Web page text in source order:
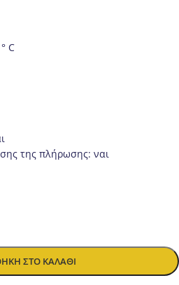
C
της πλήρωσης: ναι
ΣΤΟ ΚΑΛΆΘΙ